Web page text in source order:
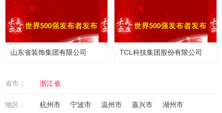
山东省装饰集团有限公司 TCL科技集团股份有限公司
省市： 浙江省
地区： 杭州市 宁波市 温州市 嘉兴市 湖州市